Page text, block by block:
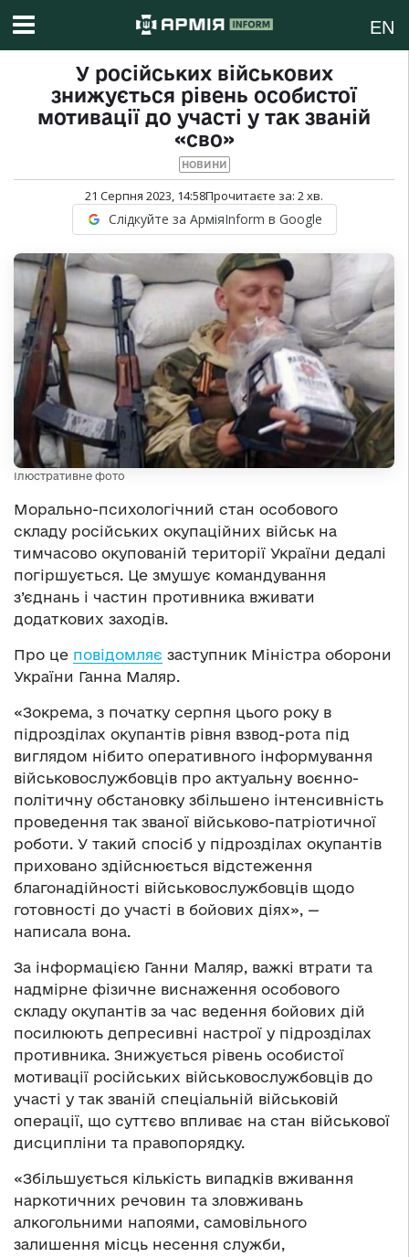
EN
У російських військових
знижується рівень особистої
мотивації до участі у так званій
«сво»
НОВИНИ
21 Серпня 2023, 14:58Прочитаєте за: 2хв.
Слідкуйте за АрміяInform в Google
Ілюстративне фото
Морально-психологічний стан особового
складу російських окупаційних військ на
тимчасово окупованій території України дедалі
погіршується. Це змушує командування
з’єднань і частин противника вживати
додаткових заходів.
Про це повідомляє заступник Міністра оборони
України Ганна Маляр.
«Зокрема, з початку серпня цього року в
підрозділах окупантів рівня взвод-рота під
виглядом нібито оперативного інформування
військовослужбовців про актуальну воєнно-
політичну обстановку збільшено інтенсивність
проведення так званої військово-патріотичної
роботи. У такий спосіб у підрозділах окупантів
приховано здійснюється відстеження
благонадійності військовослужбовців щодо
готовності до участі в бойових діях», —
написала вона.
За інформацією Ганни Маляр, важкі втрати та
надмірне фізичне виснаження особового
складу окупантів за час ведення бойових дій
посилюють депресивні настрої у підрозділах
противника. Знижується рівень особистої
мотивації російських військовослужбовців до
участі у так званій спеціальній військовій
операції, що суттєво впливає на стан військової
дисципліни та правопорядку.
«Збільшується кількість випадків вживання
наркотичних речовин та зловживань
алкогольними напоями, самовільного
залишення місць несення служби,